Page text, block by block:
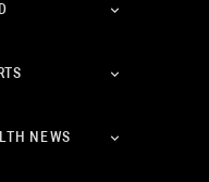
NEWS